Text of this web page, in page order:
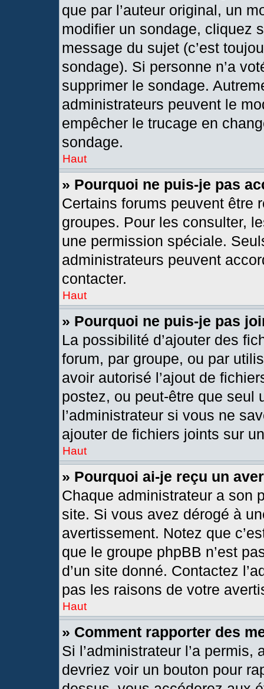
que par l’auteur original, un
modifier un sondage, cliquez
message du sujet (c’est
sondage). Si personne n’a
supprimer le sondage.
administrateurs peuvent le
empêcher le trucage en
sondage.
Haut
» Pourquoi ne puis-je pas
Certains forums peuvent être
groupes. Pour les consulter,
une permission spéciale.
administrateurs peuvent
contacter.
Haut
» Pourquoi ne puis-je pas
La possibilité d’ajouter des
forum, par groupe, ou par
avoir autorisé l’ajout de
postez, ou peut-être que seul
l’administrateur si vous ne
ajouter de fichiers joints sur
Haut
» Pourquoi ai-je reçu un
Chaque administrateur a son
site. Si vous avez dérogé à
avertissement. Notez que
que le groupe phpBB n’est
d’un site donné. Contactez
pas les raisons de votre
Haut
» Comment rapporter des
Si l’administrateur l’a
devriez voir un bouton pour